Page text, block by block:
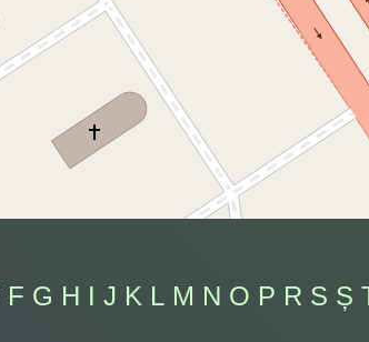
F G H I J K L M N O P R S Ș